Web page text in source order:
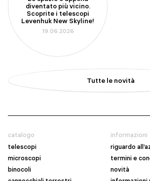
diventato più vicino.
Scoprite i telescopi
Levenhuk New Skyline!
19.06.2026
Tutte le novità
catalogo
telescopi
microscopi
binocoli
informazioni
riguardo
termini e
novità